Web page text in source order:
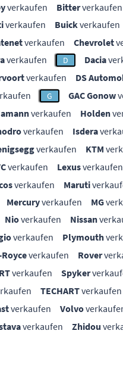
verkaufen Bitterverkaufen
verkaufen Buickverkaufen
verkaufen Chevrolet
verkaufen D Dacia
verkaufen DS
G GAC Gonow
verkaufen Holden
verkaufen Isdera
verkaufen KTM
verkaufen Lexusverkaufen
verkaufen Maruti
Mercuryverkaufen MG
Nioverkaufen Nissan
verkaufen Plymouth
verkaufen Rover
verkaufen Spyker
TECHARTverkaufen
verkaufen Volvo
verkaufen Zhidou